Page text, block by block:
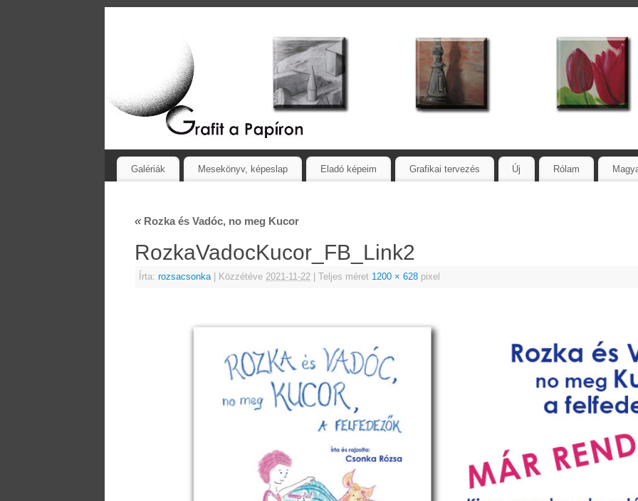
Galériák Mesekönyv, képeslap Eladó képeim Grafikai tervezés Új Rólam
«Rozka és Vadóc, no meg Kucor
RozkaVadocKucor_FB_Link2
Írta: rozsacsonka Közzétéve 2021-11-22 Teljes méret 1200 × 628 pixel